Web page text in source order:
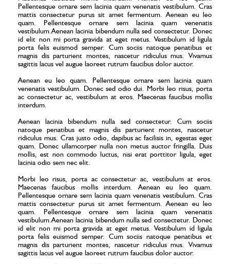
Pellentesque ornare sem lacinia quam venenatis vestibulum. Cras
mattis consectetur purus sit amet fermentum. Aenean eu leo
quam. Pellentesque ornare sem lacinia quam venenatis
vestibulum.Aenean lacinia bibendum nulla sed consectetur. Donec
id elit non mi porta gravida at eget metus. Vestibulum id ligula
porta felis euismod semper. Cum sociis natoque penatibus et
magnis dis parturient montes, nascetur ridiculus mus. Vivamus
sagittis lacus vel augue laoreet rutrum faucibus dolor auctor.
Aenean eu leo quam. Pellentesque ornare sem lacinia quam
venenatis vestibulum. Donec sed odio dui. Morbi leo risus, porta
ac consectetur ac, vestibulum at eros. Maecenas faucibus mollis
interdum.
Aenean lacinia bibendum nulla sed consectetur. Cum sociis
natoque penatibus et magnis dis parturient montes, nascetur
ridiculus mus. Cras justo odio, dapibus ac facilisis in, egestas eget
quam. Donec ullamcorper nulla non metus auctor fringilla. Duis
mollis, est non commodo luctus, nisi erat porttitor ligula, eget
lacinia odio sem nec elit.
Morbi leo risus, porta ac consectetur ac, vestibulum at eros.
Maecenas faucibus mollis interdum. Aenean eu leo quam.
Pellentesque ornare sem lacinia quam venenatis vestibulum. Cras
mattis consectetur purus sit amet fermentum. Aenean eu leo
quam. Pellentesque ornare sem lacinia quam venenatis
vestibulum.Aenean lacinia bibendum nulla sed consectetur. Donec
id elit non mi porta gravida at eget metus. Vestibulum id ligula
porta felis euismod semper. Cum sociis natoque penatibus et
magnis dis parturient montes, nascetur ridiculus mus. Vivamus
sagittis lacus vel augue laoreet rutrum faucibus dolor auctor.